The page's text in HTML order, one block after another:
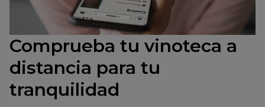
Comprueba tu vinoteca a
distancia para tu
tranquilidad